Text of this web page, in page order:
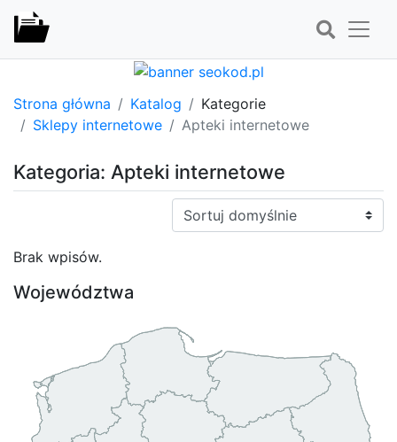
Strona główna Katalog
Kategorie
Sklepy internetowe
Apteki internetowe
Kategoria: Apteki internetowe
Sortuj:
Brak wpisów.
Województwa